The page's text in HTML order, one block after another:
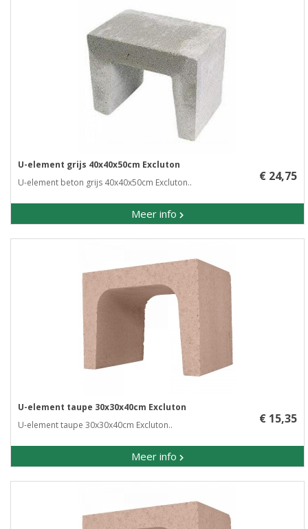
U-element grijs 40x40x50cm Excluton
U-element beton grijs 40x40x50cm Excluton..
Meer info
€ 24,75
U-element taupe 30x30x40cm Excluton
U-element taupe 30x30x40cm Excluton..
Meer info
€ 15,35